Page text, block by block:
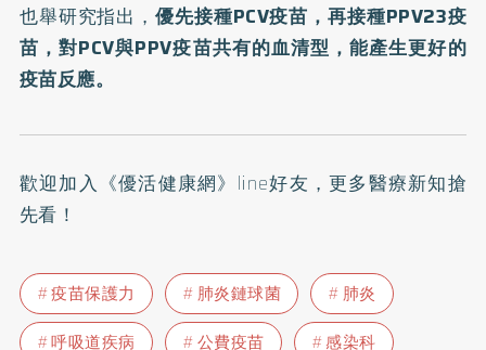
也舉研究指出，優先接種PCV疫苗，再接種PPV23疫
苗，對PCV與PPV疫苗共有的血清型，能產生更好的
疫苗反應。
歡迎加入 《優活健康網》line好友 ，更多醫療新知搶
先看！
疫苗保護力 肺炎鏈球菌
肺炎
呼吸道疾病
公費疫苗
感染科